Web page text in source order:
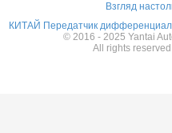
Взгляд
КИТАЙ Передатчик
© 2016 - 2025 Yantai
All rights